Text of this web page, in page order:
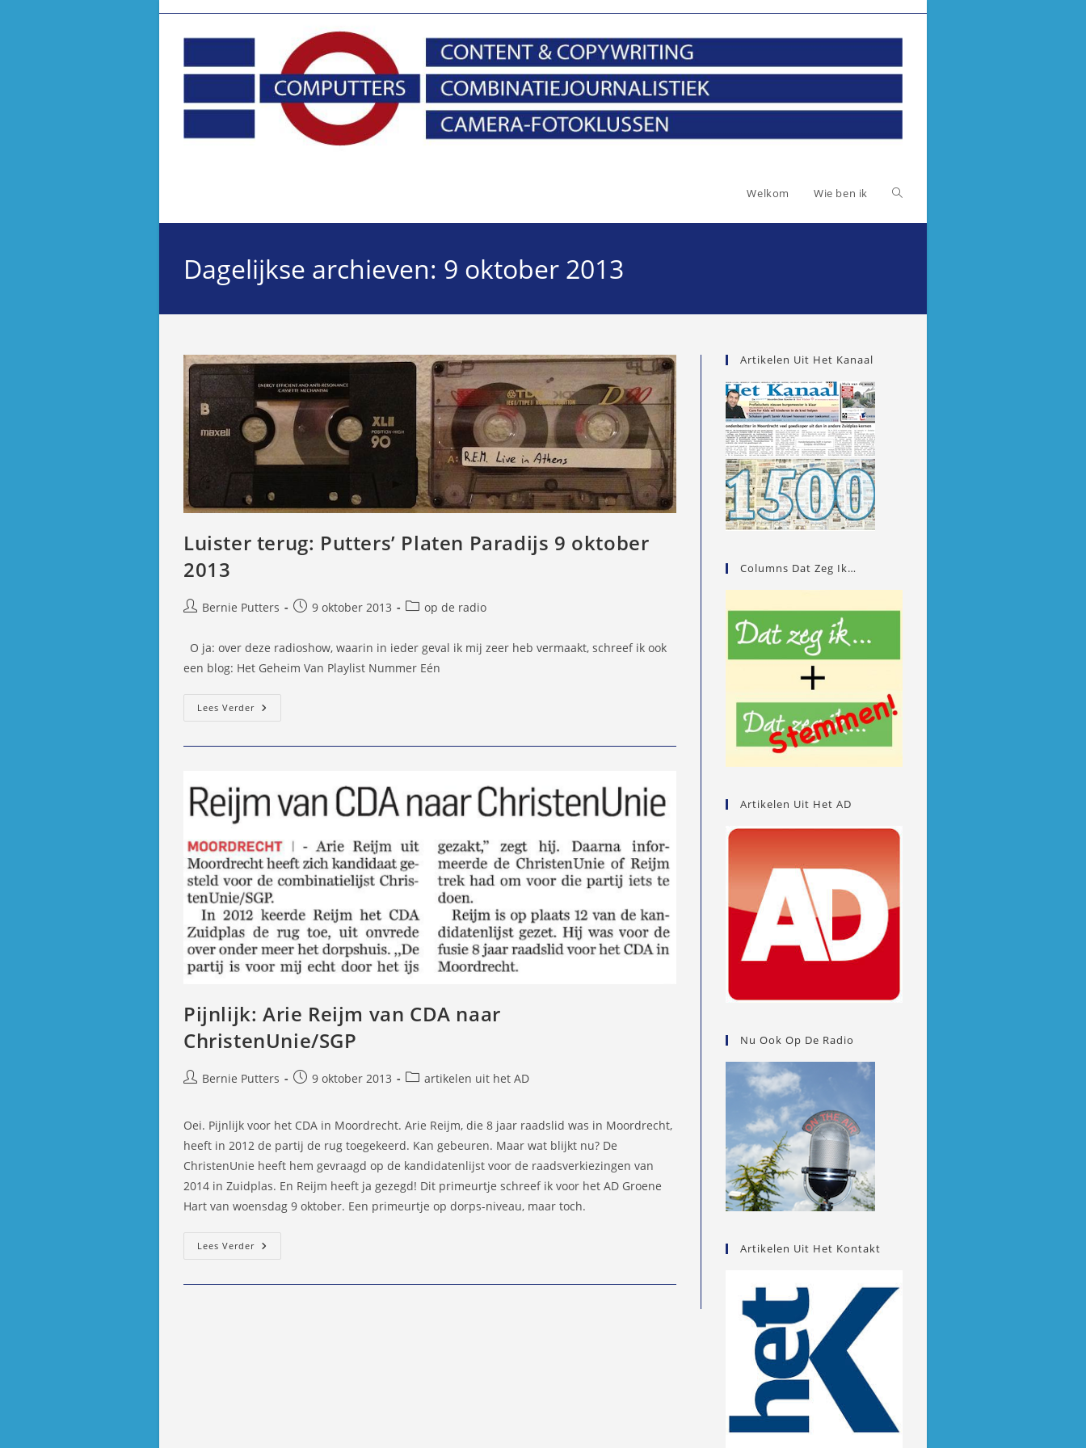
Welkom Wie ben ik Toggle
zoeken
Dagelijkse archieven: 9 oktober 2013
Luister terug: Putters’ Platen Paradijs 9 oktober
2013
BerichtBernie Putters
Bericht
op:
9 oktober 2013 Berichtcategorie:
op de radio
O ja: over deze radioshow, waarin in ieder geval ik mij zeer heb vermaakt, schreef ik ook
een blog: Het Geheim Van Playlist Nummer Eén
Lees VerderLuister
Pijnlijk: Arie Reijm van CDA naar
ChristenUnie/SGP
BerichtBernie Putters
Bericht9 oktober 2013 Berichtcategorie:
artikelen uit het AD
Oei. Pijnlijk voor het CDA in Moordrecht. Arie Reijm, die 8 jaar raadslid was in Moordrecht,
heeft in 2012 de partij de rug toegekeerd. Kan gebeuren. Maar wat blijkt nu? De
ChristenUnie heeft hem gevraagd op de kandidatenlijst voor de raadsverkiezingen van
2014 in Zuidplas. En Reijm heeft ja gezegd! Dit primeurtje schreef ik voor het AD Groene
Hart van woensdag 9 oktober. Een primeurtje op dorps-niveau, maar toch.
Lees VerderPijnlijk:
Artikelen Uit Het Kanaal
Columns Dat Zeg Ik…
Artikelen Uit Het AD
Nu Ook Op De Radio
Artikelen Uit Het Kontakt